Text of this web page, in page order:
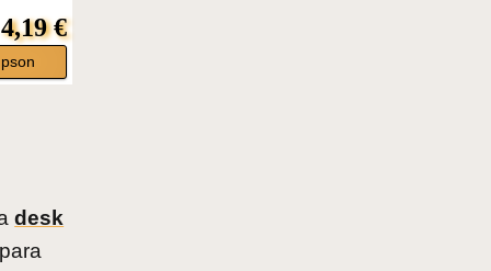
4,19 €
desk